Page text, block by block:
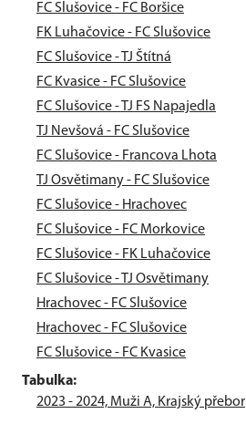
FC Slušovice - FC Boršice
FK Luhačovice - FC Slušovice
FC Slušovice - TJ Štítná
FC Kvasice - FC Slušovice
FC Slušovice - TJ FS Napajedla
TJ Nevšová - FC Slušovice
FC Slušovice - Francova Lhota
TJ Osvětimany - FC Slušovice
FC Slušovice - Hrachovec
FC Slušovice - FC Morkovice
FC Slušovice - FK Luhačovice
FC Slušovice - TJ Osvětimany
Hrachovec - FC Slušovice
Hrachovec - FC Slušovice
FC Slušovice - FC Kvasice
Tabulka:
2023 - 2024, Muži A, Krajský přebor